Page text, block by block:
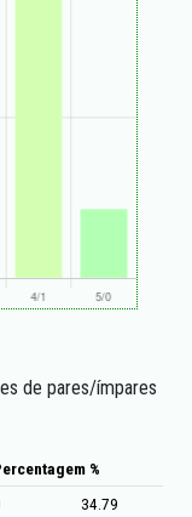
de pares/ímpares
%
34.79